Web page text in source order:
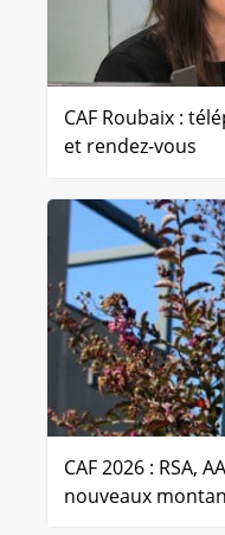
CAF Roubaix :
et rendez-vous
CAF 2026 : RSA,
nouveaux